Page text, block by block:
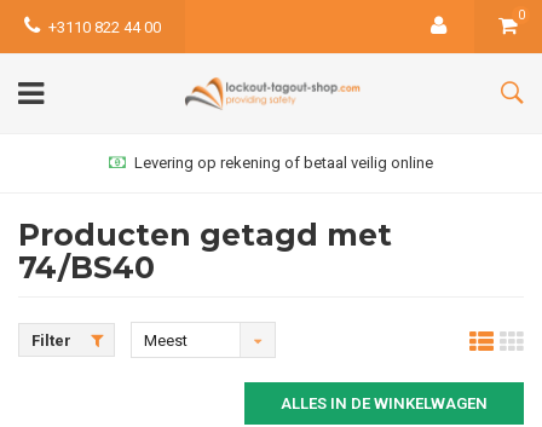
+3110 822 44 00
0
Levering op rekening of betaal veilig online
Producten getagd met
74/BS40
Filter
Meest
ALLES IN DE WINKELWAGEN